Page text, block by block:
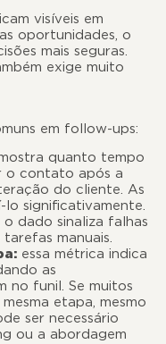
visíveis em
oportunidades, o
mais seguras.
exige muito
em follow-ups:
quanto tempo
o contato após a
do cliente. As
lo significativamente.
dado sinaliza falhas
manuais.
essa métrica indica
as
no funil. Se muitos
etapa, mesmo
ser necessário
ou a abordagem